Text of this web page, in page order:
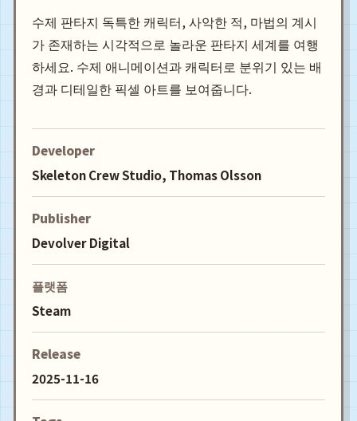
수제 판타지 독특한 캐릭터, 사악한 적, 마법의 계시
가 존재하는 시각적으로 놀라운 판타지 세계를 여행
하세요. 수제 애니메이션과 캐릭터로 분위기 있는 배
경과 디테일한 픽셀 아트를 보여줍니다.
Developer
Skeleton Crew Studio, Thomas Olsson
Publisher
Devolver Digital
플랫폼
Steam
Release
2025-11-16